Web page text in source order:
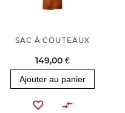
SAC À COUTEAUX
149,00 €
Ajouter au panier